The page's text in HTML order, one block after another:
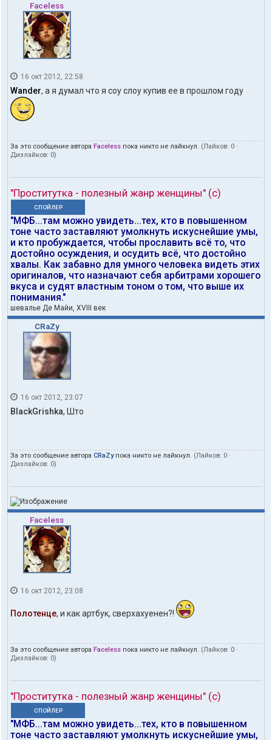
Faceless
16 окт 2012, 22:58
Wander, а я думал что я соу слоу купив ее в прошлом году
За это сообщение автора Faceless пока никто не лайкнул. (Лайков: 0 ·
Дизлайков: 0)
"Проститутка - полезный жанр женщины" (с)
СПОЙЛЕР
"МФБ...там можно увидеть...тех, кто в повышенном
тоне часто заставляют умолкнуть искуснейшие умы,
и кто пробуждается, чтобы прославить всё то, что
достойно осуждения, и осудить всё, что достойно
хвалы. Как забавно для умного человека видеть этих
оригиналов, что назначают себя арбитрами хорошего
вкуса и судят властным тоном о том, что выше их
понимания."
шевалье Де Майи, XVIII век
CRaZy
16 окт 2012, 23:07
BlackGrishka, Што
За это сообщение автора CRaZyпока никто не лайкнул. (Лайков: 0 ·
Дизлайков: 0)
Faceless
16 окт 2012, 23:08
Полотенце, и как артбук, сверхахуенен?!
За это сообщение автора Faceless пока никто не лайкнул. (Лайков: 0 ·
Дизлайков: 0)
"Проститутка - полезный жанр женщины" (с)
СПОЙЛЕР
"МФБ...там можно увидеть...тех, кто в повышенном
тоне часто заставляют умолкнуть искуснейшие умы,